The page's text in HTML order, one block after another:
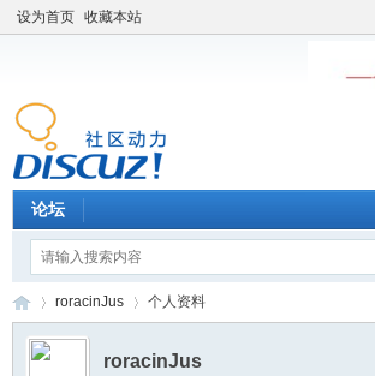
设为首页 收藏本站
论坛
roracinJus 个人资料
roracinJus